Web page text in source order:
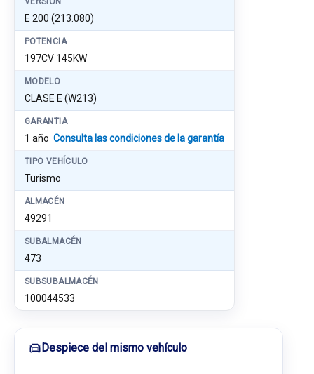
E 200 (213.080)
POTENCIA
197CV 145KW
MODELO
CLASE E (W213)
GARANTIA
1 año Consulta las condiciones de la garantía
TIPO VEHÍCULO
Turismo
ALMACÉN
49291
SUBALMACÉN
473
SUBSUBALMACÉN
100044533
Despiece del mismo vehículo